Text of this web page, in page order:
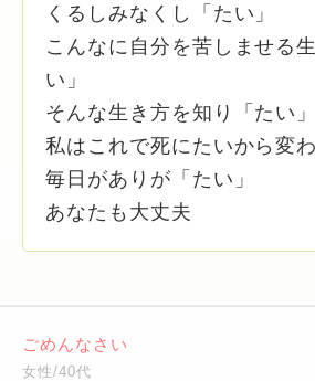
くるしみなくし「たい」
こんなに自分を苦しませる
い」
そんな生き方を知り「たい」
私はこれで死にたいから変
毎日がありが「たい」
あなたも大丈夫
ごめんなさい
女性/40代